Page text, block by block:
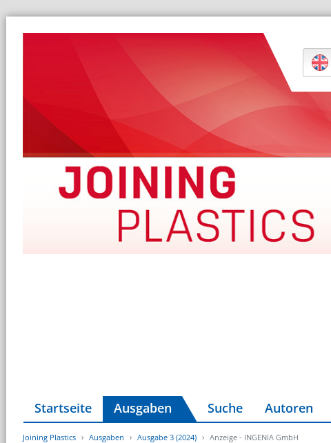
Startseite Ausgaben Suche Autoren
Joining Plastics Ausgaben Ausgabe 3 (2024) Anzeige - INGENIA GmbH